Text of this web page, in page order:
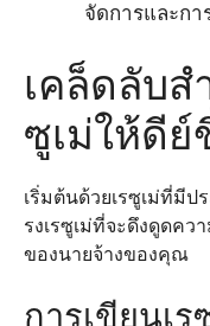
จัดการและก
เคล็ดลับส
ซูเม่ให้ดีย์
เริ่มต้นด้วยเรซูเม่ที่มี
รงเรซูเม่ที่จะดึงดูดค
ของนายจ้างของคุณ
การเขียนเ